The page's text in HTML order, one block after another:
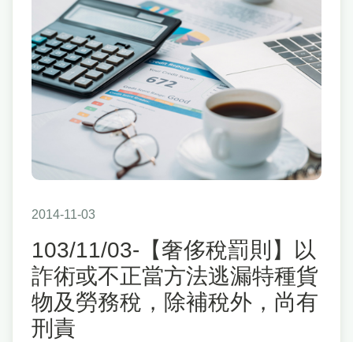
2014-11-03
103/11/03-【奢侈稅罰則】以
詐術或不正當方法逃漏特種貨
物及勞務稅，除補稅外，尚有
刑責